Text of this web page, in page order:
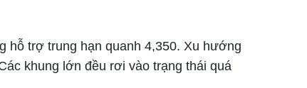
hỗ trợ trung hạn quanh 4,350. Xu hướng
khung lớn đều rơi vào trạng thái quá